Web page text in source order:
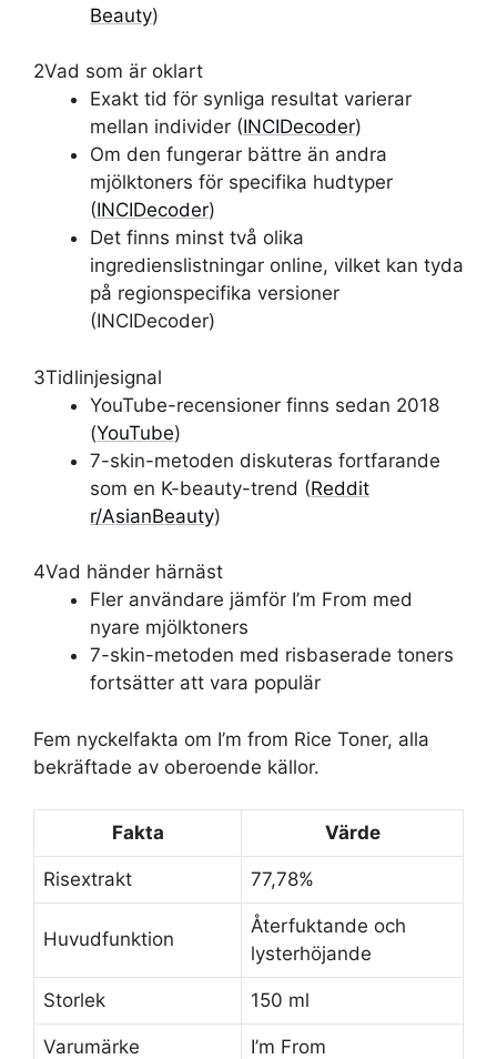
Beauty)
2Vad som är oklart
Exakt tid för synliga resultat varierar
mellan individer (INCIDecoder)
Om den fungerar bättre än andra
mjölktoners för specifika hudtyper
(INCIDecoder)
Det finns minst två olika
ingredienslistningar online, vilket kan tyda
på regionspecifika versioner
(INCIDecoder)
3Tidlinjesignal
YouTube-recensioner finns sedan 2018
(YouTube)
7-skin-metoden diskuteras fortfarande
som en K-beauty-trend (Reddit
r/AsianBeauty)
4Vad händer härnäst
Fler användare jämför I’m From med
nyare mjölktoners
7-skin-metoden med risbaserade toners
fortsätter att vara populär
Fem nyckelfakta om I’m from Rice Toner, alla
bekräftade av oberoende källor.
Fakta Värde
Risextrakt 77,78%
Huvudfunktion
Återfuktande och
lysterhöjande
Storlek 150 ml
Varumärke I’m From